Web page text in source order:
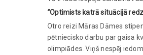
“Optimists katrā situācijā
Otro reizi Māras Dāmes
pētniecisko darbu par gaisa
olimpiādes. Viņš nespēj